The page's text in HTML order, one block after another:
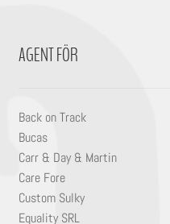
AGENT FÖR
Back on Track
Bucas
Carr & Day & Martin
Care Fore
Custom Sulky
Equality SRL